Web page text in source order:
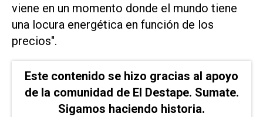
viene en un momento donde el mundo tiene
una locura energética en función de los
precios".
Este contenido se hizo gracias al apoyo
de la comunidad de El Destape. Sumate.
Sigamos haciendo historia.